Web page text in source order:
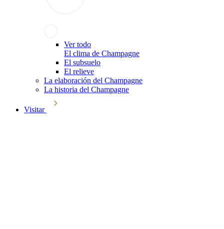
Ver todo
El clima de Champagne
El subsuelo
El relieve
La elaboración del Champagne
La historia del Champagne
Visitar